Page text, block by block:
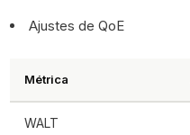
Ajustes de QoE
Métrica
WALT